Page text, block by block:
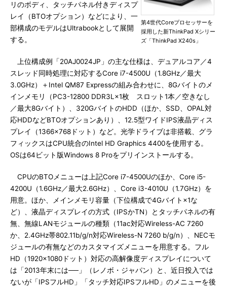
第4世代Coreプロセッサーを
採用した新ThinkPad Xシリー
ズ「ThinkPad X240s」
リのボディ、タッチパネル付きディスプ
レイ（BTOオプション）などにより、一
部構成のモデルはUltrabookとして展開
する。
上位構成例「20AJ0024JP」の主な仕様は、デュアルコア／4
スレッド同時処理に対応するCore i7-4500U（1.8GHz／最大
3.0GHz）＋Intel QM87 Expressの組み合わせに、8Gバイトのメ
インメモリ（PC3-12800 DDR3L×1枚 スロット1本／空きなし
／最大8Gバイト）、320GバイトのHDD（ほか、SSD、OPAL対
応HDDなどBTOオプションあり）、12.5型ワイドIPS液晶ディス
プレイ（1366×768ドット）など。光学ドライブは非搭載、グラ
フィックスはCPU統合のIntel HD Graphics 4400を使用する。
OSは64ビット版Windows 8 Proをプリインストールする。
CPUのBTOメニューは上記Core i7-4500Uのほか、Core i5-
4200U（1.6GHz／最大2.6GHz）、Core i3-4010U（1.7GHz）を
用意。ほか、メインメモリ容量（下位構成で4Gバイト×1な
ど）、液晶ディスプレイの方式（IPSかTN）とタッチパネルの有
無、無線LANモジュールの種類（11ac対応Wireless-AC 7260
か、2.4GHz帯802.11b/g/n対応Wireless-N 7260 b/g/n）、NECモ
ジュールの有無などのカスタマイズメニューを用意する。フル
HD（1920×1080ドット）対応の高解像度ディスプレイについて
は「2013年末には──」（レノボ・ジャパン）と、近日投入では
ないが「IPSフルHD」「タッチ対応IPSフルHD」のメニューを後